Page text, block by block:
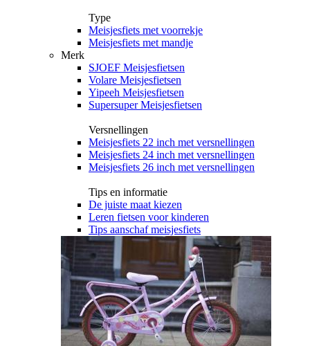
Type
Meisjesfiets met voorrekje
Meisjesfiets met mandje
Merk
SJOEF Meisjesfietsen
Volare Meisjesfietsen
Yipeeh Meisjesfietsen
Supersuper Meisjesfietsen
Versnellingen
Meisjesfiets 22 inch met versnellingen
Meisjesfiets 24 inch met versnellingen
Meisjesfiets 26 inch met versnellingen
Tips en informatie
De juiste maat kiezen
Leren fietsen voor kinderen
Tips aanschaf meisjesfiets